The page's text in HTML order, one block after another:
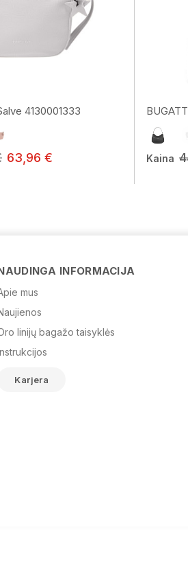
4130001333
63,96 € Kaina
INFORMACIJA
mus
linijų bagažo taisyklės
Karjera